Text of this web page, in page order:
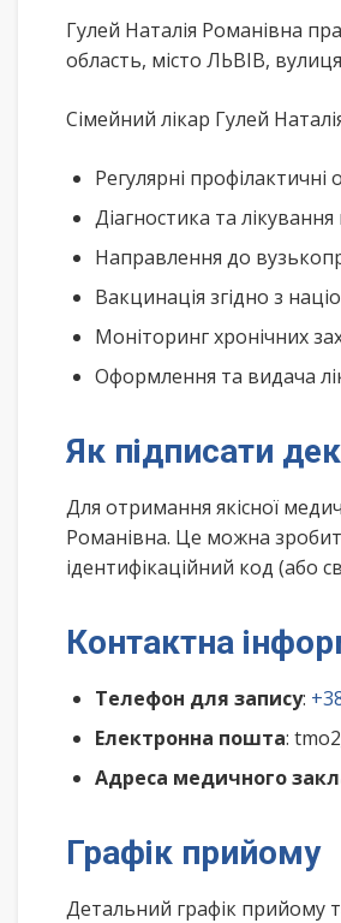
Гулей Наталія Романівна
область, місто ЛЬВІВ,
Сімейний лікар Гулей
Регулярні профілактичні
Діагностика та
Направлення до
Вакцинація згідно з
Моніторинг хронічних
Оформлення та видача
Як підписати
Для отримання якісної
Романівна. Це можна
ідентифікаційний код (або
Контактна
Телефон для запису:
Електронна пошта:
Адреса медичного
Графік прийому
Детальний графік прийому